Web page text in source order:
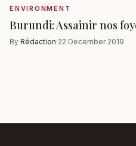
ENVIRONMENT
Burundi: Assainir nos
By Rédaction·22 December 2019